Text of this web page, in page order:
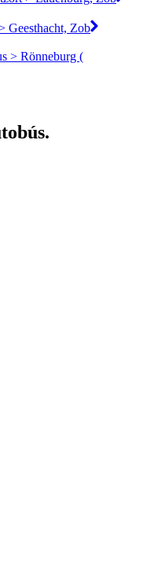
Geesthacht, Zob
> Rönneburg (